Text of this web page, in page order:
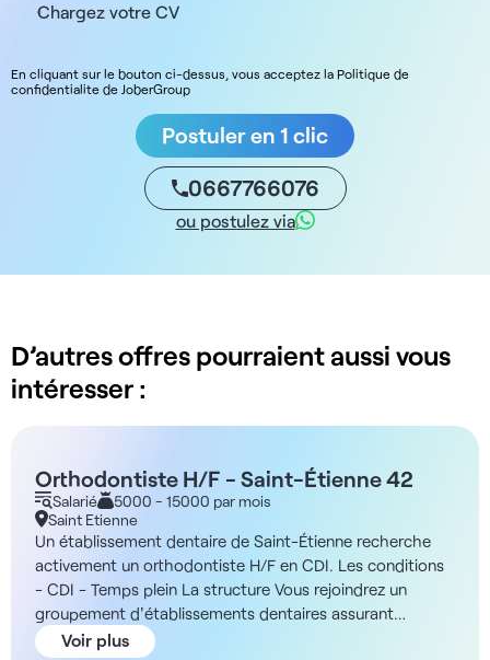
Chargez votre CV
En cliquant sur le bouton ci-dessus, vous acceptez la Politique de
confidentialite de JoberGroup
Postuler en 1 clic
0667766076
ou postulez via
D’autres offres pourraient aussi vous
intéresser :
Orthodontiste H/F - Saint-Étienne 42
Salarié
5000 - 15000 par mois
Saint Etienne
Un établissement dentaire de Saint-Étienne recherche
activement un orthodontiste H/F en CDI. Les conditions
- CDI - Temps plein La structure Vous rejoindrez un
groupement d'établissements dentaires assurant
l'autonomie des centres, la propriété des matériels et
Voir plus